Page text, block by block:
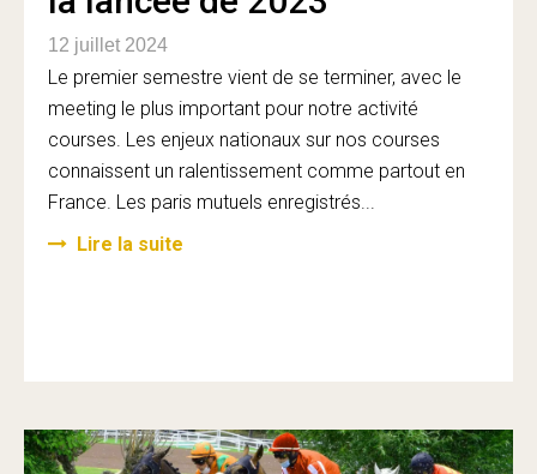
12 juillet 2024
Le premier semestre vient de se terminer, avec le
meeting le plus important pour notre activité
courses. Les enjeux nationaux sur nos courses
connaissent un ralentissement comme partout en
France. Les paris mutuels enregistrés...
Lire la suite